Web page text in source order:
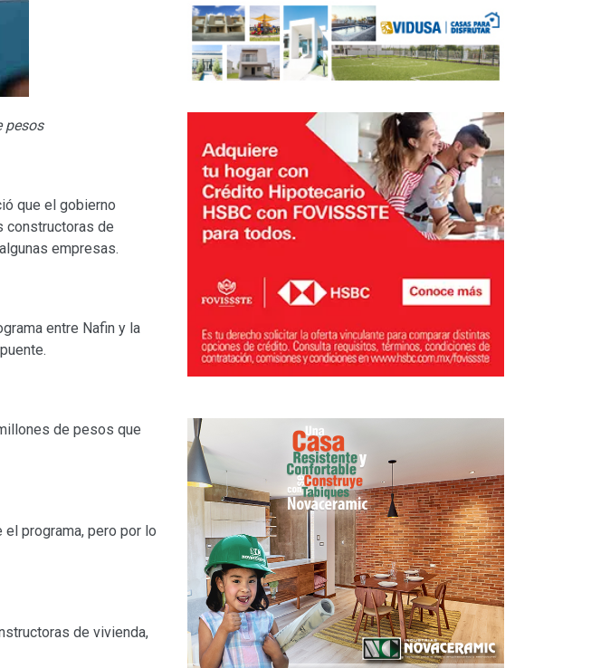
pesos
que el gobierno
constructoras de
empresas.
entre Nafin y la
de pesos que
programa, pero por lo
de vivienda,